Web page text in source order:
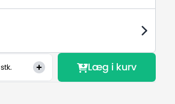
stk. Læg i kurv